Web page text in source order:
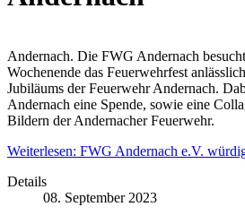
Andernach. Die FWG Andernach
Wochenende das Feuerwehrfest
Jubiläums der Feuerwehr Andernach.
Andernach eine Spende, sowie eine
Bildern der Andernacher Feuerwehr.
Weiterlesen: FWG Andernach e.V.
Details
08. September 2023